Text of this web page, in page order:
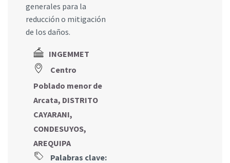
generales para la
reducción o mitigación
de los daños.
INGEMMET
Centro
Poblado menor de
Arcata, DISTRITO
CAYARANI,
CONDESUYOS,
AREQUIPA
Palabras clave: